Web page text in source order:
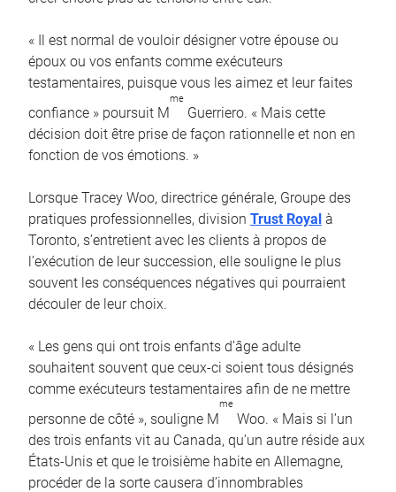
« Il est normal de vouloir désigner votre épouse ou
époux ou vos enfants comme exécuteurs
testamentaires, puisque vous les aimez et leur faites
confiance » poursuit M
me
Guerriero. « Mais cette
décision doit être prise de façon rationnelle et non en
fonction de vos émotions. »
Lorsque Tracey Woo, directrice générale, Groupe des
pratiques professionnelles, division Trust Royal à
Toronto, s’entretient avec les clients à propos de
l’exécution de leur succession, elle souligne le plus
souvent les conséquences négatives qui pourraient
découler de leur choix.
« Les gens qui ont trois enfants d’âge adulte
souhaitent souvent que ceux-ci soient tous désignés
comme exécuteurs testamentaires afin de ne mettre
personne de côté », souligne M
me
Woo. « Mais si l’un
des trois enfants vit au Canada, qu’un autre réside aux
États-Unis et que le troisième habite en Allemagne,
procéder de la sorte causera d’innombrables